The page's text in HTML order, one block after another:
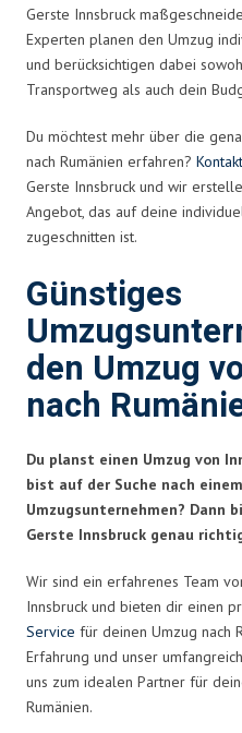
Gerste Innsbruck
Experten planen den Umzug
und berücksichtigen dabei
Transportweg als auch dein
Du möchtest mehr über die
nach Rumänien erfahren?
Gerste Innsbruck und wir
Angebot, das auf deine
zugeschnitten ist.
Günstiges
den Umzug
nach
Du planst einen Umzug von
bist auf der Suche nach
Umzugsunternehmen? Dann
Gerste Innsbruck genau
Wir sind ein erfahrenes Team
Innsbruck und bieten dir einen
Service für deinen Umzug nach
Erfahrung und unser
uns zum idealen Partner für
Rumänien.